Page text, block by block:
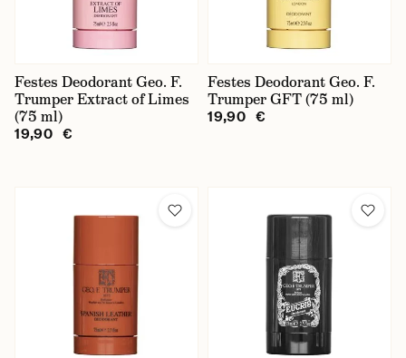
Festes Deodorant Geo. F.
Trumper Extract of Limes
(75 ml)
19,90 €
Festes Deodorant Geo. F.
Trumper GFT (75 ml)
19,90 €